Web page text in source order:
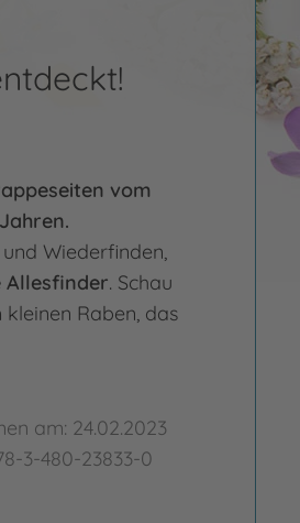
vom
Wiederfinden,
Allesfinder. Schau
Raben, das
am: 24.02.2023
3-480-23833-0